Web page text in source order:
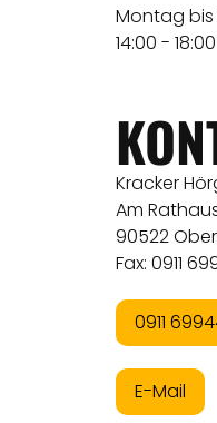
Montag bis
14:00 -
Kracker
Am
90522
Fax: 0911
0911
E-Mail